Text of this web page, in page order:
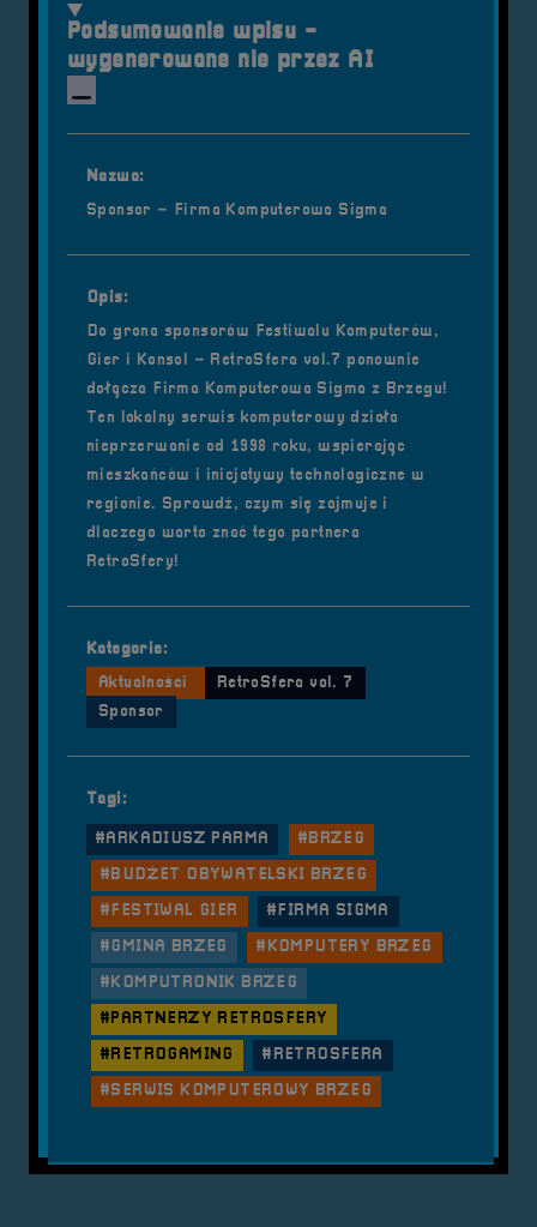
Podsumowanie wpisu -
wygenerowane nie przez AI
Nazwa:
Sponsor – Firma Komputerowa Sigma
Opis:
Do grona sponsorów Festiwalu Komputerów,
Gier i Konsol – RetroSfera vol.7 ponownie
dołącza Firma Komputerowa Sigma z Brzegu!
Ten lokalny serwis komputerowy działa
nieprzerwanie od 1998 roku, wspierając
mieszkańców i inicjatywy technologiczne w
regionie. Sprawdź, czym się zajmuje i
dlaczego warto znać tego partnera
RetroSfery!
Kategorie:
Aktualności
RetroSfera vol. 7
Sponsor
Tagi:
#ARKADIUSZ PARMA
#BRZEG
#BUDŻET OBYWATELSKI BRZEG
#FESTIWAL GIER
#FIRMA SIGMA
#GMINA BRZEG
#KOMPUTERY BRZEG
#KOMPUTRONIK BRZEG
#PARTNERZY RETROSFERY
#RETROGAMING
#RETROSFERA
#SERWIS KOMPUTEROWY BRZEG